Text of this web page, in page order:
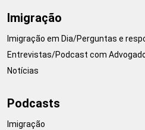
Imigração
Imigração em Dia/Perguntas e
Entrevistas/Podcast com
Notícias
Podcasts
Imigração